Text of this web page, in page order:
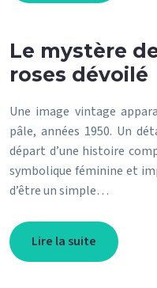
Le mystère
roses dévoilé
Une image vintage
pâle, années 1950. Un
départ d’une histoire
symbolique féminine et
d’être un simple…
Lire la suite